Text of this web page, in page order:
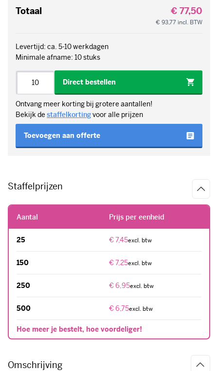
Totaal € 77,50
€ 93,77 incl. BTW
Levertijd: ca. 5-10 werkdagen
Minimale afname: 10 stuks
Direct bestellen
Ontvang meer korting bij grotere aantallen!
Bekijk de staffelkortingvoor alle prijzen
Toevoegen aan offerte
Staffelprijzen
Aantal Prijs per eenheid
25 € 7,45
150 € 7,25
250 € 6,95
500 € 6,75
Hoe meer je bestelt, hoe voordeliger!
Omschrijving